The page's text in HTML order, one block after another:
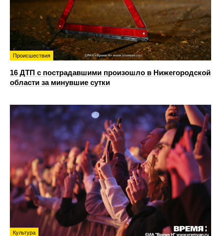
Происшествия
16 ДТП с пострадавшими произошло в Нижегородской
области за минувшие сутки
Культура